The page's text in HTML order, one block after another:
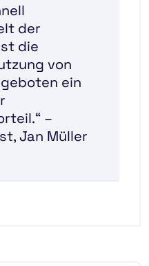
der
die
von
ein
–
Jan Müller